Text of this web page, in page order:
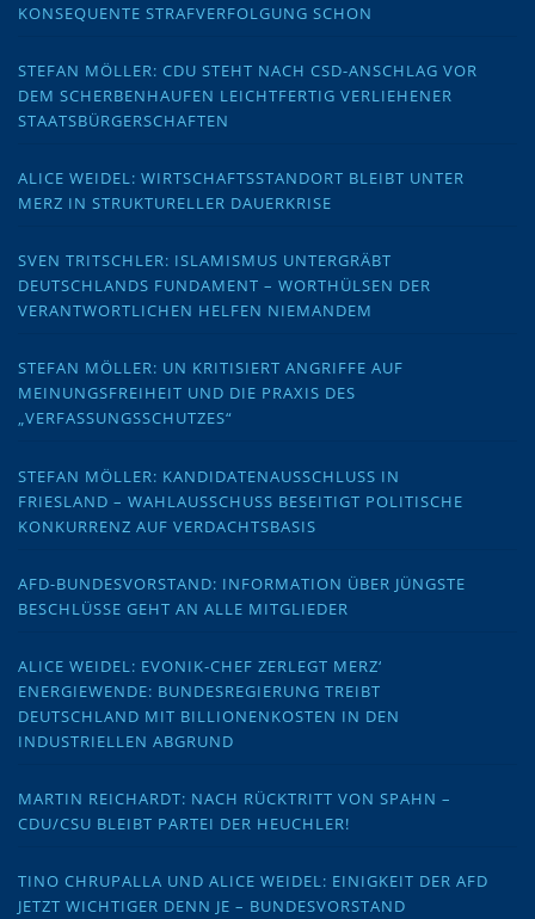
KONSEQUENTE STRAFVERFOLGUNG SCHON
STEFAN MÖLLER: CDU STEHT NACH CSD-ANSCHLAG VOR
DEM SCHERBENHAUFEN LEICHTFERTIG VERLIEHENER
STAATSBÜRGERSCHAFTEN
ALICE WEIDEL: WIRTSCHAFTSSTANDORT BLEIBT UNTER
MERZ IN STRUKTURELLER DAUERKRISE
SVEN TRITSCHLER: ISLAMISMUS UNTERGRÄBT
DEUTSCHLANDS FUNDAMENT – WORTHÜLSEN DER
VERANTWORTLICHEN HELFEN NIEMANDEM
STEFAN MÖLLER: UN KRITISIERT ANGRIFFE AUF
MEINUNGSFREIHEIT UND DIE PRAXIS DES
„VERFASSUNGSSCHUTZES“
STEFAN MÖLLER: KANDIDATENAUSSCHLUSS IN
FRIESLAND – WAHLAUSSCHUSS BESEITIGT POLITISCHE
KONKURRENZ AUF VERDACHTSBASIS
AFD-BUNDESVORSTAND: INFORMATION ÜBER JÜNGSTE
BESCHLÜSSE GEHT AN ALLE MITGLIEDER
ALICE WEIDEL: EVONIK-CHEF ZERLEGT MERZ‘
ENERGIEWENDE: BUNDESREGIERUNG TREIBT
DEUTSCHLAND MIT BILLIONENKOSTEN IN DEN
INDUSTRIELLEN ABGRUND
MARTIN REICHARDT: NACH RÜCKTRITT VON SPAHN –
CDU/CSU BLEIBT PARTEI DER HEUCHLER!
TINO CHRUPALLA UND ALICE WEIDEL: EINIGKEIT DER AFD
JETZT WICHTIGER DENN JE – BUNDESVORSTAND